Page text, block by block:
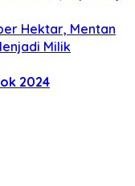
Hektar, Mentan
Milik
2024